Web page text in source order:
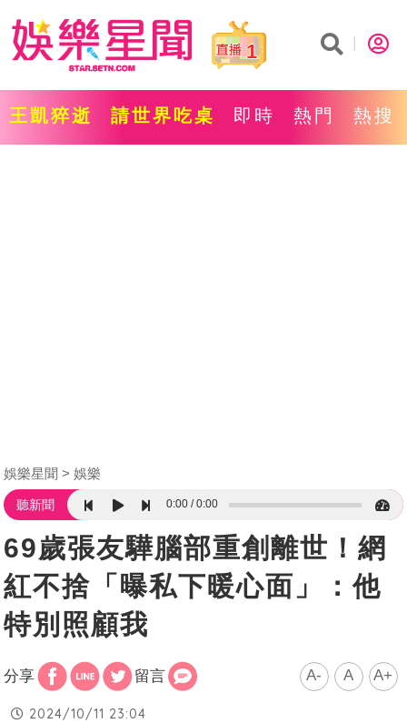
1
王凱猝逝 請世界吃桌 即時 熱門 熱搜
娛樂星聞 娛樂
聽新聞 0:00 0:00
69歲張友驊腦部重創離世！網
紅不捨「曝私下暖心面」：他
特別照顧我
分享 留言 A- A A+
2024/10/11 23:04